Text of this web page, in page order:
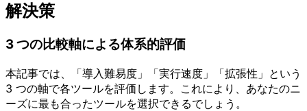
解決策
3 つの比較軸による体系的評価
本記事では、「導入難易度」「実行速度」「拡張性」という
3 つの軸で各ツールを評価します。これにより、あなたのニ
ーズに最も合ったツールを選択できるでしょう。